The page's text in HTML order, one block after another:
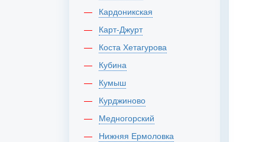
Кардоникская
Карт-Джурт
Коста Хетагурова
Кубина
Кумыш
Курджиново
Медногорский
Нижняя Ермоловка